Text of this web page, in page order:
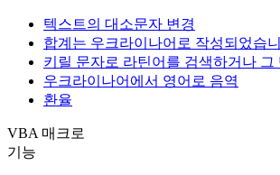
텍스트의 대소문자 변경
합계는 우크라이나어로 작성되었습
키릴 문자로 라틴어를 검색하거나 그
우크라이나어에서 영어로 음역
환율
VBA 매크로
기능